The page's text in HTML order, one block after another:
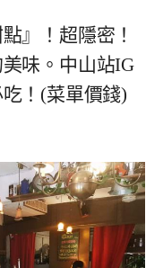
』！超隱密！
味。中山站IG
！(菜單價錢)